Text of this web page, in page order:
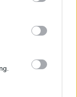
party tags to
in below Google